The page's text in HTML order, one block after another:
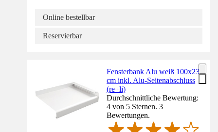
Online bestellbar
Reservierbar
Fensterbank Alu weiß 100x23
cm inkl. Alu-Seitenabschluss
(re+li)
Durchschnittliche Bewertung:
4 von 5 Sternen. 3
Bewertungen.